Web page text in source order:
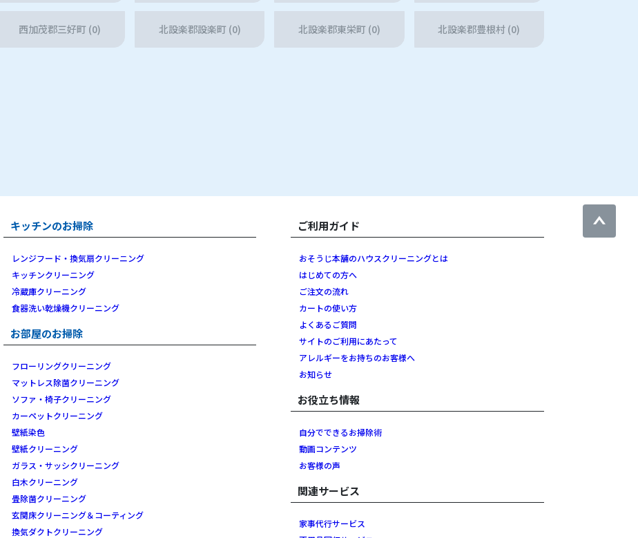
西加茂郡三好町 (0) 北設楽郡設楽町 (0) 北設楽郡東栄町 (0) 北設楽郡豊根村 (0)
キッチンのお掃除
レンジフード・換気扇クリーニング
キッチンクリーニング
冷蔵庫クリーニング
食器洗い乾燥機クリーニング
お部屋のお掃除
フローリングクリーニング
マットレス除菌クリーニング
ソファ・椅子クリーニング
カーペットクリーニング
壁紙染色
壁紙クリーニング
ガラス・サッシクリーニング
白木クリーニング
畳除菌クリーニング
玄関床クリーニング＆コーティング
換気ダクトクリーニング
ご利用ガイド
おそうじ本舗のハウスクリーニングとは
はじめての方へ
ご注文の流れ
カートの使い方
よくあるご質問
サイトのご利用にあたって
アレルギーをお持ちのお客様へ
お知らせ
お役立ち情報
自分でできるお掃除術
動画コンテンツ
お客様の声
関連サービス
家事代行サービス